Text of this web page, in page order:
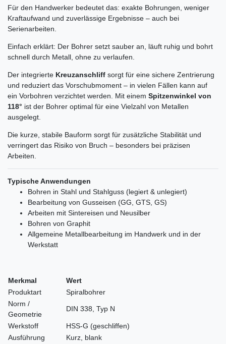
Für den Handwerker bedeutet das: exakte Bohrungen, weniger
Kraftaufwand und zuverlässige Ergebnisse – auch bei
Serienarbeiten.
Einfach erklärt: Der Bohrer setzt sauber an, läuft ruhig und bohrt
schnell durch Metall, ohne zu verlaufen.
Der integrierte Kreuzanschliff sorgt für eine sichere Zentrierung
und reduziert das Vorschubmoment – in vielen Fällen kann auf
ein Vorbohren verzichtet werden. Mit einem Spitzenwinkel von
118° ist der Bohrer optimal für eine Vielzahl von Metallen
ausgelegt.
Die kurze, stabile Bauform sorgt für zusätzliche Stabilität und
verringert das Risiko von Bruch – besonders bei präzisen
Arbeiten.
Typische Anwendungen
Bohren in Stahl und Stahlguss (legiert & unlegiert)
Bearbeitung von Gusseisen (GG, GTS, GS)
Arbeiten mit Sintereisen und Neusilber
Bohren von Graphit
Allgemeine Metallbearbeitung im Handwerk und in der
Werkstatt
Merkmal
Wert
Produktart
Spiralbohrer
Norm /
Geometrie
DIN 338, Typ N
Werkstoff
HSS-G (geschliffen)
Ausführung
Kurz, blank